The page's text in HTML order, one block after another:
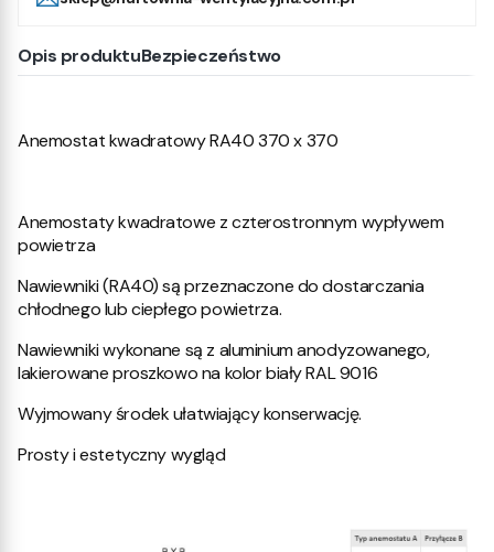
Opis produktuBezpieczeństwo
Anemostat kwadratowy RA40 370 x 370
Anemostaty kwadratowe z czterostronnym wypływem
powietrza
Nawiewniki (RA40) są przeznaczone do dostarczania
chłodnego lub ciepłego powietrza.
Nawiewniki wykonane są z aluminium anodyzowanego,
lakierowane proszkowo na kolor biały RAL 9016
Wyjmowany środek ułatwiający konserwację.
Prosty i estetyczny wygląd